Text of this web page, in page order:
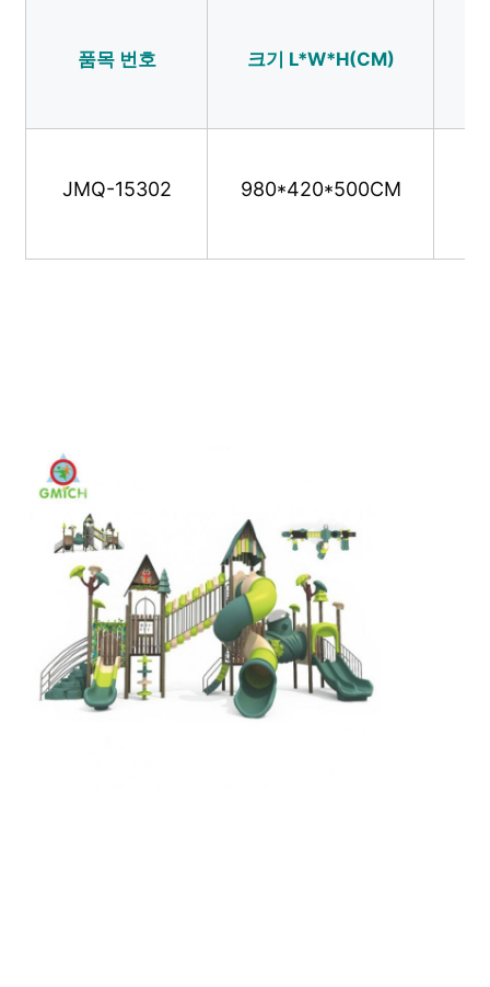
워터파크 설계
야외 놀이터
사용자 지정 놀이터 슬라이드
어린이 들 이 스윙 으로 미끄러지는 것
사용자 정의 물 슬라이드
큰 물 슬라이드
워터파크 장비
로프 클라이밍 놀이터
품목 번호 크기 L*W*H(CM)
JMQ-15302 980*420*500CM